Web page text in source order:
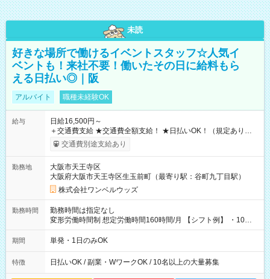
未読
好きな場所で働けるイベントスタッフ☆人気イ
ベントも！来社不要！働いたその日に給料もら
える日払い◎｜阪
アルバイト 職種未経験OK
給与
日給16,500円～
＋交通費支給 ★交通費全額支給！ ★日払いOK！（規定あり） ┗
働いたその日に現金GET♪ お仕事後はコンビニATMから 日払
交通費別途支給あり
勤務地
大阪市天王寺区
大阪府大阪市天王寺区生玉前町（最寄り駅：谷町九丁目駅）
株式会社ワンベルウッズ
勤務時間
勤務時間は指定なし
変形労働時間制 想定労働時間160時間/月 【シフト例】 ・10：
00～20：00
期間 単発・1日のみOK
特徴 日払いOK / 副業・WワークOK / 10名以上の大量募集